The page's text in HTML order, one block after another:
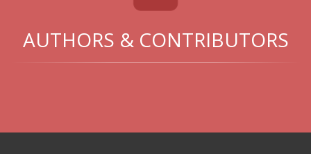
AUTHORS & CONTRIBUTORS